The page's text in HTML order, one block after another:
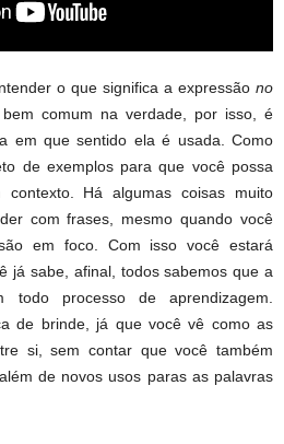
o que significa a expressão no
comum na verdade, por isso, é
em que sentido ela é usada. Como
de exemplos para que você possa
Há algumas coisas muito
com frases, mesmo quando você
em foco. Com isso você estará
já sabe, afinal, todos sabemos que a
todo processo de aprendizagem.
de brinde, já que você vê como as
si, sem contar que você também
de novos usos paras as palavras